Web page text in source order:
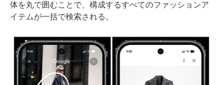
体を丸で囲むことで、構成するすべてのファッションア
イテムが一括で検索される。